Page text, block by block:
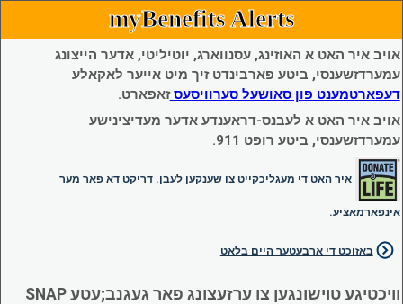
myBenefits Alerts
אויב איר האט א האוזינג, עסנווארג, יוטיליטי, אדער הייצונג
עמערדזשענסי, ביטע פארבינדט זיך מיט אייער לאקאלע
דעפארטמענט פון סאושעל סערוויסעסזאפארט.
אויב איר האט א לעבנס-דראענדע אדער מעדיצינישע
עמערדזשענסי, ביטע רופט 911.
איר האט די מעגליכקייט צו שענקען לעבן. דריקט דא פאר מער
אינפארמאציע.
באזוכט די ארבעטער היים בלאט
וויכטיגע טוישונגען צו ערזעצונג פאר געגנב;עטע SNAP